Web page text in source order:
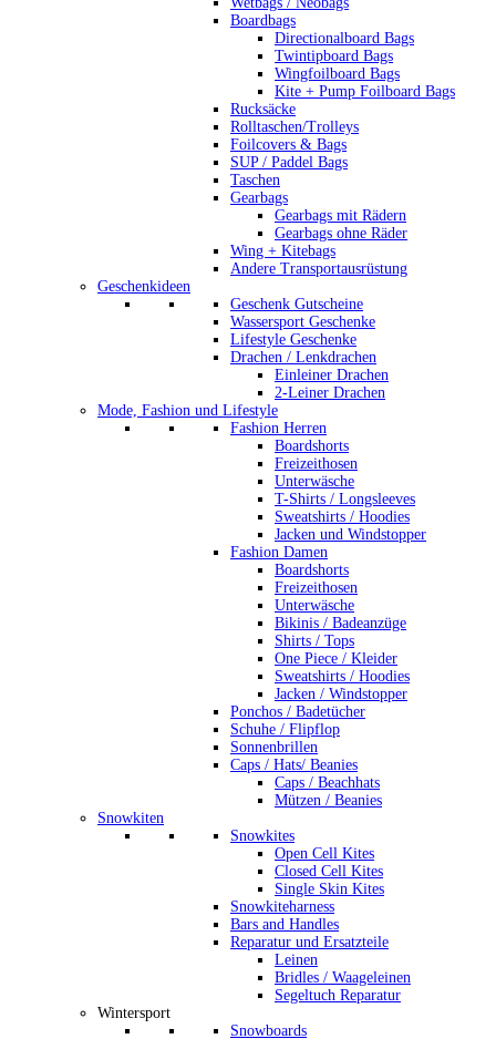
Boardbags
Directionalboard Bags
Twintipboard Bags
Wingfoilboard Bags
Kite + Pump Foilboard Bags
Rucksäcke
Rolltaschen/Trolleys
Foilcovers & Bags
SUP / Paddel Bags
Taschen
Gearbags
Gearbags mit Rädern
Gearbags ohne Räder
Wing + Kitebags
Andere Transportausrüstung
Geschenkideen
Geschenk Gutscheine
Wassersport Geschenke
Lifestyle Geschenke
Drachen / Lenkdrachen
Einleiner Drachen
2-Leiner Drachen
Mode, Fashion und Lifestyle
Fashion Herren
Boardshorts
Freizeithosen
Unterwäsche
T-Shirts / Longsleeves
Sweatshirts / Hoodies
Jacken und Windstopper
Fashion Damen
Boardshorts
Freizeithosen
Unterwäsche
Bikinis / Badeanzüge
Shirts / Tops
One Piece / Kleider
Sweatshirts / Hoodies
Jacken / Windstopper
Ponchos / Badetücher
Schuhe / Flipflop
Sonnenbrillen
Caps / Hats/ Beanies
Caps / Beachhats
Mützen / Beanies
Snowkiten
Snowkites
Open Cell Kites
Closed Cell Kites
Single Skin Kites
Snowkiteharness
Bars and Handles
Reparatur und Ersatzteile
Leinen
Bridles / Waageleinen
Segeltuch Reparatur
Wintersport
Snowboards